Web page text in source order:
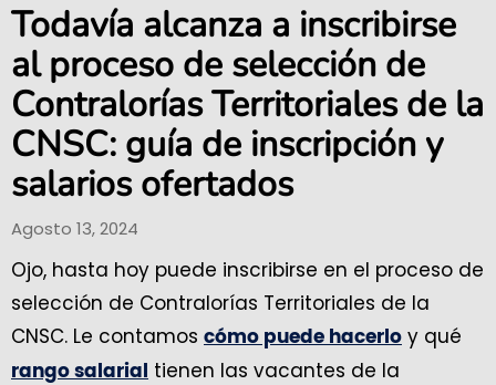
Todavía alcanza a inscribirse
al proceso de selección de
Contralorías Territoriales de la
CNSC: guía de inscripción y
salarios ofertados
Agosto 13, 2024
Ojo, hasta hoy puede inscribirse en el proceso de
selección de Contralorías Territoriales de la
CNSC. Le contamos cómo puede hacerlo y qué
rango salarial
tienen las vacantes de la